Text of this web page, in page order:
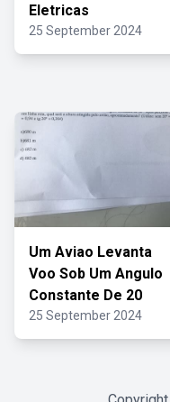
Eletricas
25 September 2024
Um Aviao Levanta
Voo Sob Um Angulo
Constante De 20
25 September 2024